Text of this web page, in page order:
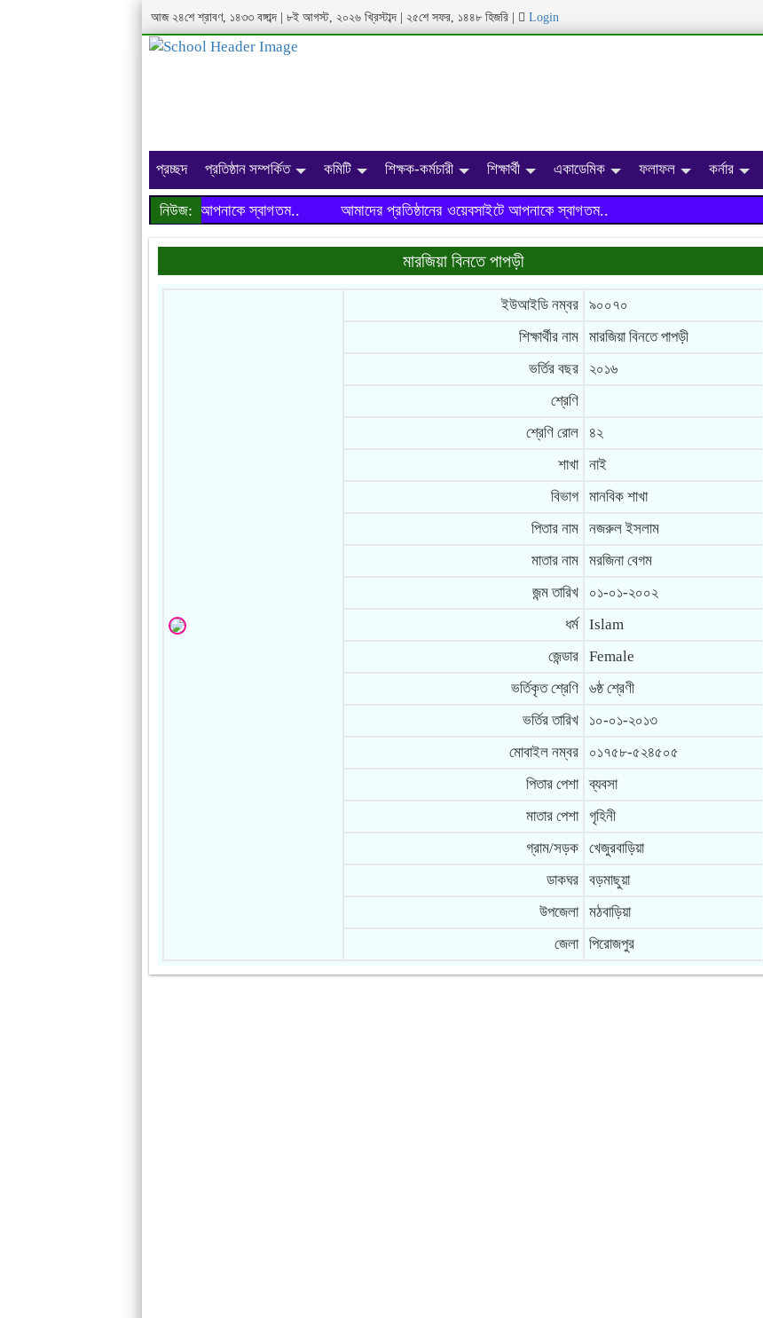
আজ ২৪শে শ্রাবণ, ১৪৩৩ বঙ্গাব্দ | ৮ই আগস্ট, ২০২৬ খ্রিস্টাব্দ | ২৫শে সফর, ১৪৪৮ হিজরি Login
প্রচ্ছদ প্রতিষ্ঠান সম্পর্কিত কমিটি শিক্ষক-কর্মচারী শিক্ষার্থী একাডেমিক ফলাফল কর্নার
নিউজ: আমাদের প্রতিষ্ঠানের ওয়েবসাইটে আপনাকে স্বাগতম..
আমাদের প্রতিষ্ঠানের ওয়েবসাইটে আপনাকে স্বাগতম..
মারজিয়া বিনতে পাপড়ী
ইউআইডি নম্বর
৯০০৭০
শিক্ষার্থীর নাম
মারজিয়া বিনতে পাপড়ী
ভর্তির বছর
২০১৬
শ্রেণি
শ্রেণি রোল
৪২
শাখা
নাই
বিভাগ
মানবিক শাখা
পিতার নাম
নজরুল ইসলাম
মাতার নাম
মরজিনা বেগম
জন্ম তারিখ
০১-০১-২০০২
ধর্ম
Islam
জেন্ডার
Female
ভর্তিকৃত শ্রেণি
৬ষ্ঠ শ্রেণী
ভর্তির তারিখ
১০-০১-২০১৩
মোবাইল নম্বর
০১৭৫৮-৫২৪৫০৫
পিতার পেশা
ব্যবসা
মাতার পেশা
গৃহিনী
গ্রাম/সড়ক
খেজুরবাড়িয়া
ডাকঘর
বড়মাছুয়া
উপজেলা
মঠবাড়িয়া
জেলা
পিরোজপুর